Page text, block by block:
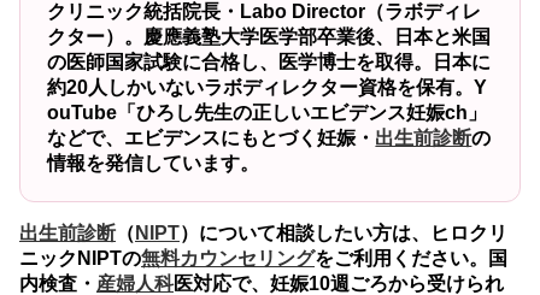
クリニック統括院長・Labo Director（ラボディレ
クター）。慶應義塾大学医学部卒業後、日本と米国
の医師国家試験に合格し、医学博士を取得。日本に
約20人しかいないラボディレクター資格を保有。Y
ouTube「ひろし先生の正しいエビデンス妊娠ch」
などで、エビデンスにもとづく妊娠・ 出生前診断の
情報を発信しています。
出生前診断 （ NIPT）について相談したい方は、ヒロクリ
ニックNIPTの無料カウンセリングをご利用ください。国
内検査・ 産婦人科医対応で、妊娠10週ごろから受けられ